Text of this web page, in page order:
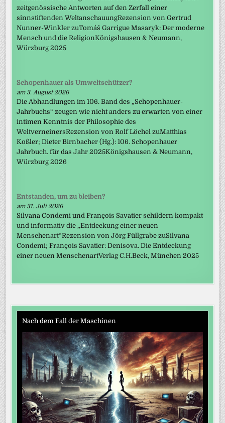
zeitgenössische Antworten auf den Zerfall einer
sinnstiftenden WeltanschauungRezension von Gertrud
Nunner-Winkler zuTomáš Garrigue Masaryk: Der moderne
Mensch und die ReligionKönigshausen & Neumann,
Würzburg 2025
Schopenhauer als Umweltschützer?
am 3. August 2026
Die Abhandlungen im 106. Band des „Schopenhauer-
Jahrbuchs“ zeugen wie nicht anders zu erwarten von einer
intimen Kenntnis der Philosophie des
WeltverneinersRezension von Rolf Löchel zuMatthias
Koßler; Dieter Birnbacher (Hg.): 106. Schopenhauer
Jahrbuch. für das Jahr 2025Königshausen & Neumann,
Würzburg 2026
Entstanden, um zu bleiben?
am 31. Juli 2026
Silvana Condemi und François Savatier schildern kompakt
und informativ die „Entdeckung einer neuen
Menschenart“Rezension von Jörg Füllgrabe zuSilvana
Condemi; François Savatier: Denisova. Die Entdeckung
einer neuen MenschenartVerlag C.H.Beck, München 2025
Nach dem Fall der Maschinen